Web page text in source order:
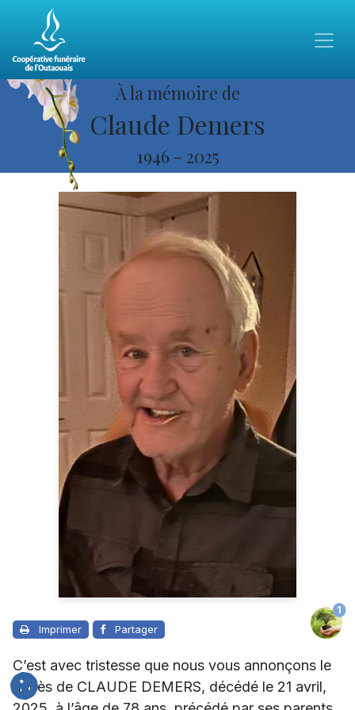
À la mémoire de
Claude Demers
1946 - 2025
Imprimer Partager
1
C’est avec tristesse que nous vous annonçons le
décès de CLAUDE DEMERS, décédé le 21 avril,